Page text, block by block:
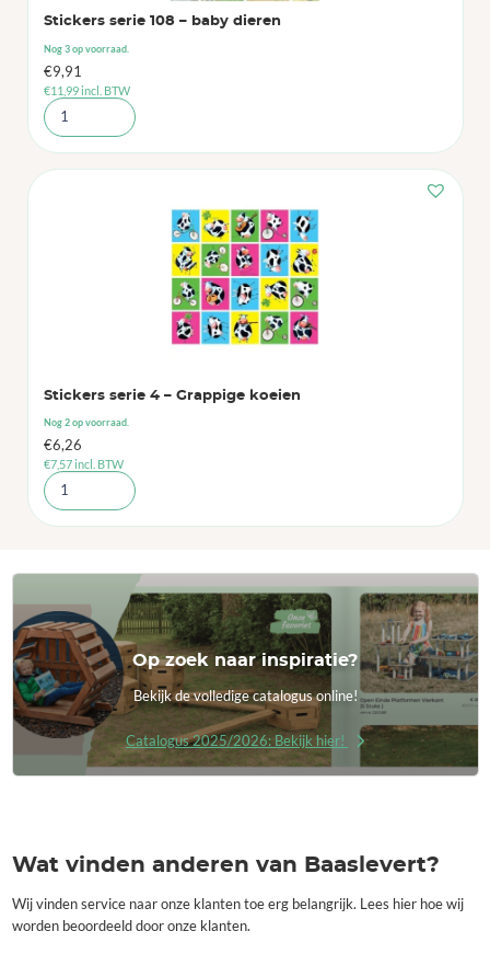
Stickers serie 108 – baby dieren
Nog 3 op voorraad.
€9,91
€11,99incl. BTW
Stickers serie 4 – Grappige koeien
Nog 2 op voorraad.
€6,26
€7,57incl. BTW
Op zoek naar inspiratie?
Bekijk de volledige catalogus online!
Catalogus 2025/2026: Bekijk hier!
Wat vinden anderen van Baaslevert?
Wij vinden service naar onze klanten toe erg belangrijk. Lees hier hoe wij
worden beoordeeld door onze klanten.